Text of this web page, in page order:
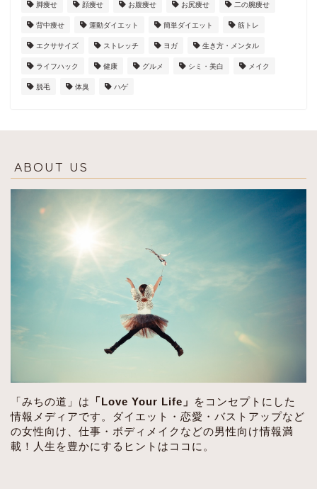
脚痩せ 顔痩せ お腹痩せ お尻痩せ 二の腕痩せ
背中痩せ 運動ダイエット 簡単ダイエット 筋トレ
エクササイズ ストレッチ ヨガ 生き方・メンタル
ライフハック 健康 グルメ シミ・美白 メイク
脱毛 体臭 ハゲ
ABOUT US
「みちの道」は 「Love Your Life」
をコンセプトにした
情報メディアです。ダイエット・恋愛・バストアップなど
の女性向け、仕事・ボディメイクなどの男性向け情報満
載！人生を豊かにするヒントはココに。